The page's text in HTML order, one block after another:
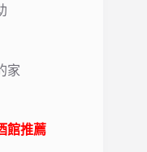
家
館推薦